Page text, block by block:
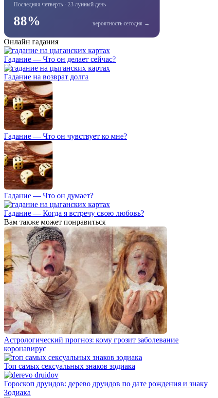
Последняя четверть · 23 лунный день
88% вероятность сегодня →
Онлайн гадания
Гадание — Что он делает сейчас?
Гадание на возврат долга
Гадание — Что он чувствует ко мне?
Гадание — Что он думает?
Гадание — Когда я встречу свою любовь?
Вам также может понравиться
Астрологический прогноз: кому грозит заболевание
коронавирус
Топ самых сексуальных знаков зодиака
Гороскоп друидов: дерево друидов по дате рождения и знаку
Зодиака